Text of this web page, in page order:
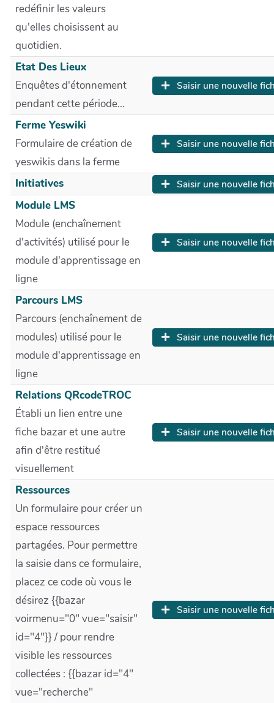
redéfinir les valeurs
qu'elles choisissent au
quotidien.
Etat Des Lieux
Enquêtes d'étonnement
pendant cette période...
Saisir une nouvelle
Ferme Yeswiki
Formulaire de création de
yeswikis dans la ferme
Saisir une nouvelle
Initiatives Saisir une nouvelle
Module LMS
Module (enchaînement
d'activités) utilisé pour le
module d'apprentissage en
ligne
Saisir une nouvelle
Parcours LMS
Parcours (enchaînement de
modules) utilisé pour le
module d'apprentissage en
ligne
Saisir une nouvelle
Relations QRcodeTROC
Établi un lien entre une
fiche bazar et une autre
afin d'être restitué
visuellement
Saisir une nouvelle
Ressources
Un formulaire pour créer un
espace ressources
partagées. Pour permettre
la saisie dans ce formulaire,
placez ce code où vous le
désirez {{bazar
voirmenu="0" vue="saisir"
id="4"}} / pour rendre
visible les ressources
collectées : {{bazar id="4"
vue="recherche"
Saisir une nouvelle